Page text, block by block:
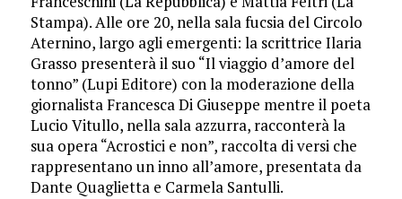
Stampa). Alle ore 20, nella sala fucsia del Circolo
Aternino, largo agli emergenti: la scrittrice Ilaria
Grasso presenterà il suo “Il viaggio d’amore del
tonno” (Lupi Editore) con la moderazione della
giornalista Francesca Di Giuseppe mentre il poeta
Lucio Vitullo, nella sala azzurra, racconterà la
sua opera “Acrostici e non”, raccolta di versi che
rappresentano un inno all’amore, presentata da
Dante Quaglietta e Carmela Santulli.